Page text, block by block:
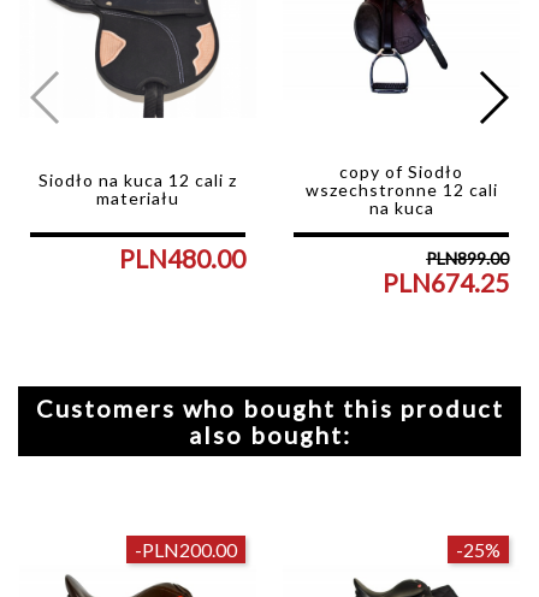
Siodło na kuca 12 cali z
materiału
Price
PLN480.00
copy of Siodło
wszechstronne 12 cali
na kuca
PLN899.00
PLN674.25
Customers who bought this product
also bought:
-PLN200.00 -25%